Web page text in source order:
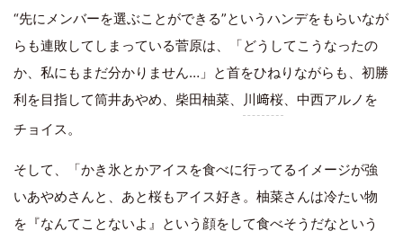
“先にメンバーを選ぶことができる”というハンデをもらいなが
らも連敗してしまっている菅原は、「どうしてこうなったの
か、私にもまだ分かりません…」と首をひねりながらも、初勝
利を目指して筒井あやめ、柴田柚菜、
川﨑桜 、中西アルノを
チョイス。
そして、「かき氷とかアイスを食べに行ってるイメージが強
いあやめさんと、あと桜もアイス好き。柚菜さんは冷たい物
を『なんてことないよ』という顔をして食べそうだなという